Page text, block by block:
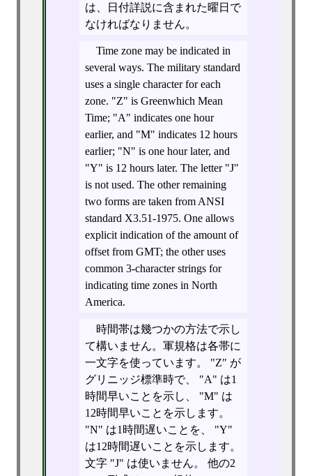
は、日付詳説に含まれた曜日で
なければなりません。
Time zone may be indicated in
several ways. The military standard
uses a single character for each
zone. "Z" is Greenwhich Mean
Time; "A" indicates one hour
earlier, and "M" indicates 12 hours
earlier; "N" is one hour later, and
"Y" is 12 hours later. The letter "J"
is not used. The other remaining
two forms are taken from ANSI
standard X3.51-1975. One allows
explicit indication of the amount of
offset from GMT; the other uses
common 3-character strings for
indicating time zones in North
America.
時間帯は幾つかの方法で示し
て構いません。軍規格は各帯に
一文字を使っています。 "Z" が
グリニッジ標準時で、 "A" は1
時間早いことを示し、 "M" は
12時間早いことを示します。
"N" は1時間遅いことを、 "Y"
は12時間遅いことを示します。
文字 "J" は使いません。 他の2